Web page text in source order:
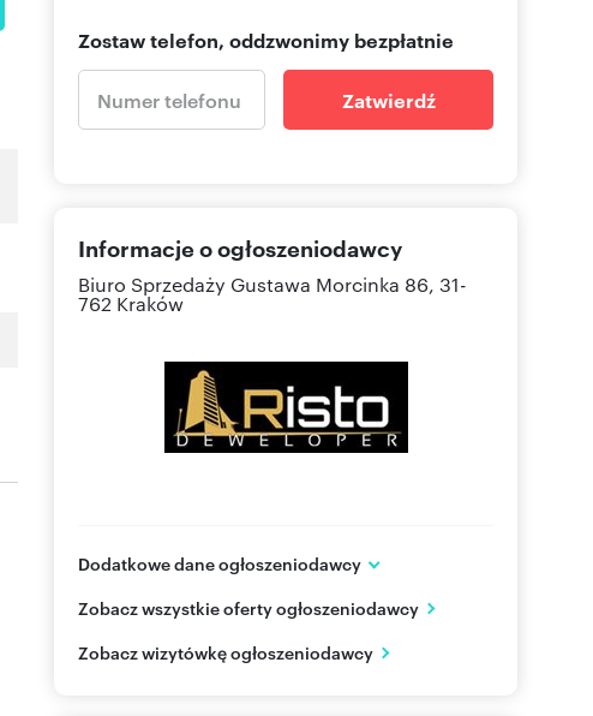
Zostaw telefon, oddzwonimy bezpłatnie
Zatwierdź
Informacje o ogłoszeniodawcy
Biuro Sprzedaży Gustawa Morcinka 86, 31-
762 Kraków
Dodatkowe dane ogłoszeniodawcy
ul. Klonów 102
małopolskie
Zobacz wszystkie oferty ogłoszeniodawcy
Zobacz wizytówkę ogłoszeniodawcy